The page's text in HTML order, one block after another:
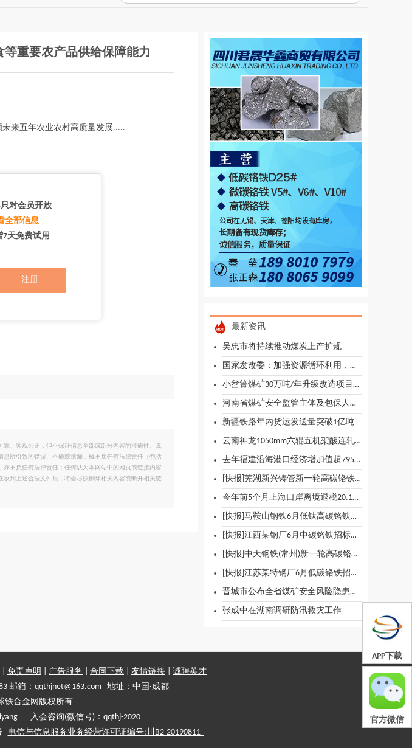
等重要农产品供给保障能力
来五年农业农村高质量发展.....
对会员开放
全部信息
7天免费试用
注册
、客观公正，但不保证信息全部或部分内容的准确性、真
所引致的错误、不确或遗漏，概不负任何法律责任（包括
不负任何法律责任；任何认为本网站中的网页或链接内容
到上述合法文件后，将会尽快删除相关内容或断开相关链
最新资讯
吴忠市将持续推动煤炭上产扩规
国家发改委：加强资源循环利用，深入推进煤炭清洁低碳利用
小岔箐煤矿30万吨/年升级改造项目生产能力确认及公告
河南省煤矿安全监管主体及包保人员情况公示
新疆铁路年内货运发送量突破1亿吨
云南神龙1050mm六辊五机架酸连轧机组投产
去年福建沿海港口经济增加值超7955亿元
[快报]芜湖新兴铸管新一轮高碳铬铁招标启动
今年前5个月上海口岸离境退税20.1万票 居全国首位
[快报]马鞍山钢铁6月低钛高碳铬铁招标启动
[快报]江西某钢厂6月中碳铬铁招标价格公布
[快报]中天钢铁(常州)新一轮高碳铬铁招标启动
[快报]江苏某特钢厂6月低碳铬铁招标价格公布
晋城市公布全省煤矿安全风险隐患专项整治行动第九督导组举报方式
张成中在湖南调研防汛救灾工作
免责声明 广告服务 合同下载 友情链接
诚聘英才
邮箱： qqthjnet@163.com地址：中国·成都
铁合金网版权所有
入会咨询(微信号)：qqthj-2020
电信与信息服务业务经营许可证编号:川B2-20190811
APP下载
官方微信